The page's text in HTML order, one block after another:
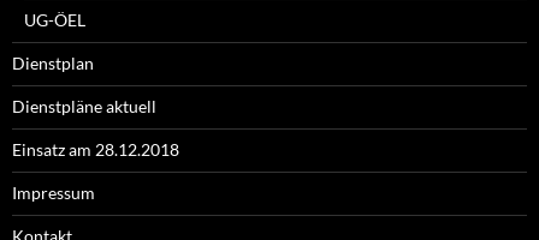
UG-ÖEL
Dienstplan
Dienstpläne aktuell
Einsatz am 28.12.2018
Impressum